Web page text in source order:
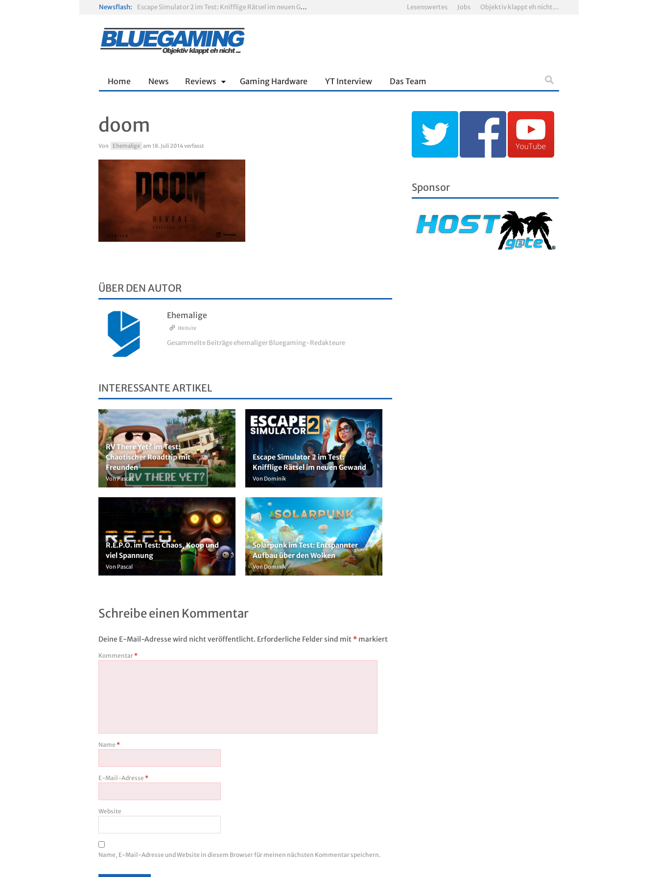
Newsflash:
Escape Simulator 2 im Test: Knifflige Rätsel im neuen Gewand
Lesenswertes Jobs Objektiv klappt eh nicht…
Home News Reviews Gaming Hardware YT Interview Das Team
doom
Von Ehemalige am 18. Juli 2014verfasst
ÜBER DEN AUTOR
Ehemalige
Website
Gesammelte Beiträge ehemaliger Bluegaming-Redakteure
INTERESSANTE ARTIKEL
RV There Yet? im Test:
Chaotischer Roadtrip mit
Freunden
Von Pascal
Escape Simulator 2 im Test:
Knifflige Rätsel im neuen Gewand
Von Dominik
R.E.P.O. im Test: Chaos, Koop und
viel Spannung
Von Pascal
Solarpunk im Test: Entspannter
Aufbau über den Wolken
Von Dominik
Schreibe einen Kommentar
Deine E-Mail-Adresse wird nicht veröffentlicht. Erforderliche Felder sind mit * markiert
Kommentar *
Name *
E-Mail-Adresse *
Website
Name, E-Mail-Adresse und Website in diesem Browser für meinen nächsten Kommentar speichern.
Sponsor